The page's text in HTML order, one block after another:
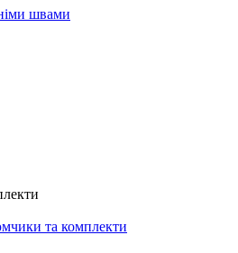
швами
та комплекти